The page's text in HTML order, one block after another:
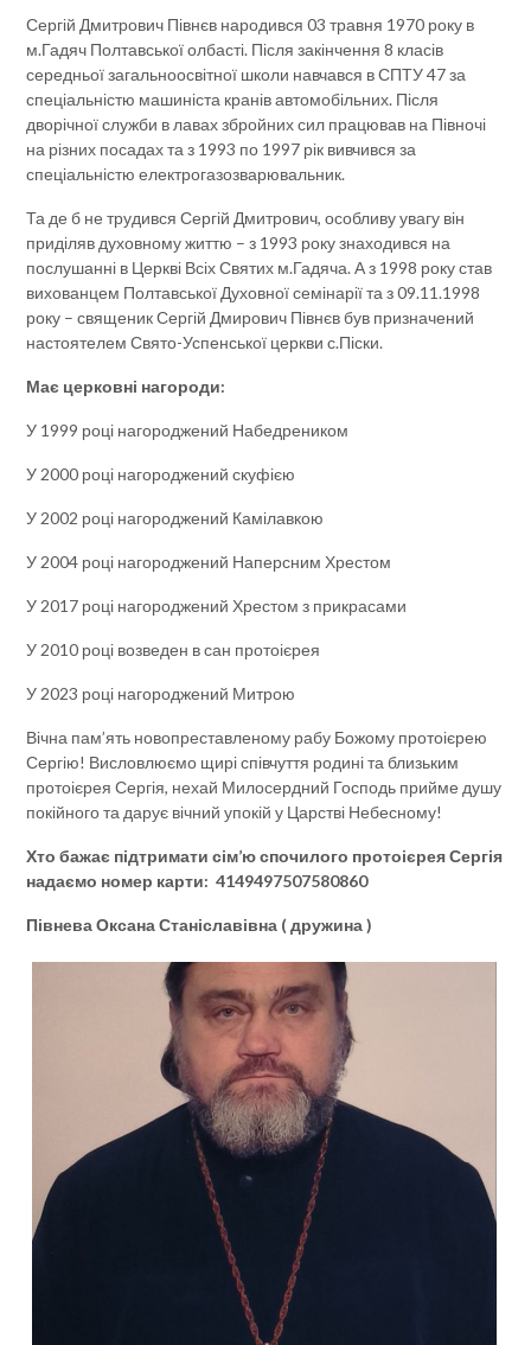
Сергій Дмитрович Півнєв народився 03 травня 1970 року в
м.Гадяч Полтавської олбасті. Після закінчення 8 класів
середньої загальноосвітної школи навчався в СПТУ 47 за
спеціальністю машиніста кранів автомобільних. Після
дворічної служби в лавах збройних сил працював на Півночі
на різних посадах та з 1993 по 1997 рік вивчився за
спеціальністю електрогазозварювальник.
Та де б не трудився Сергій Дмитрович, особливу увагу він
приділяв духовному життю – з 1993 року знаходився на
послушанні в Церкві Всіх Святих м.Гадяча. А з 1998 року став
вихованцем Полтавської Духовної семінарії та з 09.11.1998
року – священик Сергій Дмирович Півнєв був призначений
настоятелем Свято-Успенської церкви с.Піски.
Має церковні нагороди:
У 1999 році нагороджений Набедреником
У 2000 році нагороджений скуфією
У 2002 році нагороджений Камілавкою
У 2004 році нагороджений Наперсним Хрестом
У 2017 році нагороджений Хрестом з прикрасами
У 2010 році возведен в сан протоієрея
У 2023 році нагороджений Митрою
Вічна пам’ять новопреставленому рабу Божому протоієрею
Сергію! Висловлюємо щирі співчуття родині та близьким
протоієрея Сергія, нехай Милосердний Господь прийме душу
покійного та дарує вічний упокій у Царстві Небесному!
Хто бажає підтримати сім’ю спочилого протоієрея Сергія
надаємо номер карти: 4149497507580860
Півнева Оксана Станіславівна ( дружина )